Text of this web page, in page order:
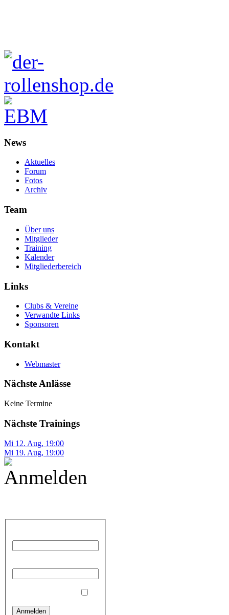
News
Aktuelles
Forum
Fotos
Archiv
Team
Über uns
Mitglieder
Training
Kalender
Mitgliederbereich
Links
Clubs & Vereine
Verwandte Links
Sponsoren
Kontakt
Webmaster
Nächste Anlässe
Keine Termine
Nächste Trainings
Mi 12. Aug, 19:00
Mi 19. Aug, 19:00